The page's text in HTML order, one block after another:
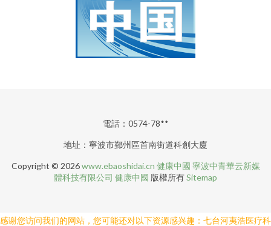
電話：0574-78**
地址：寧波市鄞州區首南街道科創大廈
Copyright © 2026www.ebaoshidai.cn 健康中國 寧波中青華云新媒
體科技有限公司 健康中國 版權所有Sitemap
感谢您访问我们的网站，您可能还对以下资源感兴趣：七台河夷浩医疗科